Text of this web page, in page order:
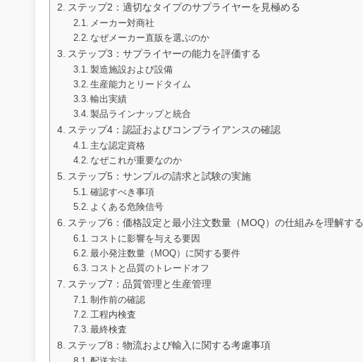
ステップ2：適切なタイプのサプライヤーを見極める
メーカー対商社
なぜメーカー直販を選ぶのか
ステップ3：サプライヤーの能力を評価する
製造施設および設備
生産能力とリードタイム
輸出実績
製品ラインナップと統合
ステップ4：認証およびコンプライアンスの確認
主な認定資格
なぜこれが重要なのか
ステップ5：サンプルの請求と試験の実施
確認すべき事項
よくある危険信号
ステップ6：価格設定と最小注文数量（MOQ）の仕組みを理解する
コストに影響を与える要因
最小発注数量（MOQ）に関する要件
コストと品質のトレードオフ
ステップ7：品質管理と生産管理
制作前の確認
工程内検査
最終検査
ステップ8：物流および輸入に関する考慮事項